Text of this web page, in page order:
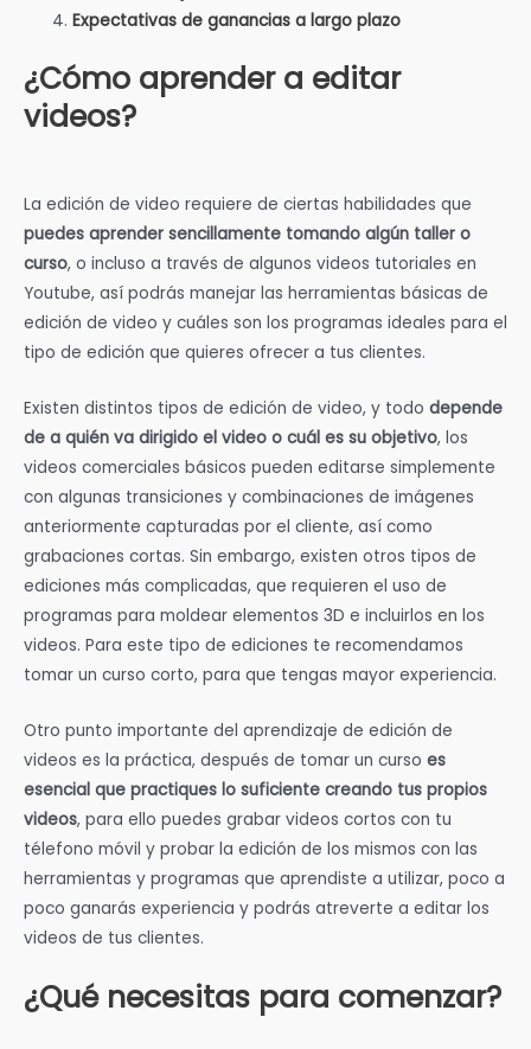
Expectativas de ganancias a largo plazo
¿Cómo aprender a editar
videos?
La edición de video requiere de ciertas habilidades que
puedes aprender sencillamente tomando algún taller o
curso, o incluso a través de algunos videos tutoriales en
Youtube, así podrás manejar las herramientas básicas de
edición de video y cuáles son los programas ideales para el
tipo de edición que quieres ofrecer a tus clientes.
Existen distintos tipos de edición de video, y todo depende
de a quién va dirigido el video o cuál es su objetivo, los
videos comerciales básicos pueden editarse simplemente
con algunas transiciones y combinaciones de imágenes
anteriormente capturadas por el cliente, así como
grabaciones cortas. Sin embargo, existen otros tipos de
ediciones más complicadas, que requieren el uso de
programas para moldear elementos 3D e incluirlos en los
videos. Para este tipo de ediciones te recomendamos
tomar un curso corto, para que tengas mayor experiencia.
Otro punto importante del aprendizaje de edición de
videos es la práctica, después de tomar un curso es
esencial que practiques lo suficiente creando tus propios
videos, para ello puedes grabar videos cortos con tu
télefono móvil y probar la edición de los mismos con las
herramientas y programas que aprendiste a utilizar, poco a
poco ganarás experiencia y podrás atreverte a editar los
videos de tus clientes.
¿Qué necesitas para comenzar?